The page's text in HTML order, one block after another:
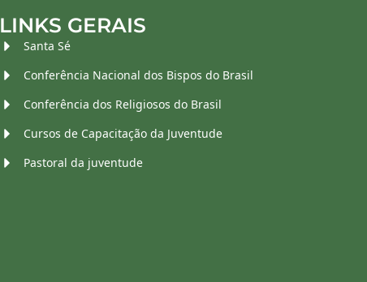
LINKS GERAIS
Santa Sé
Conferência Nacional dos Bispos do Brasil
Conferência dos Religiosos do Brasil
Cursos de Capacitação da Juventude
Pastoral da juventude